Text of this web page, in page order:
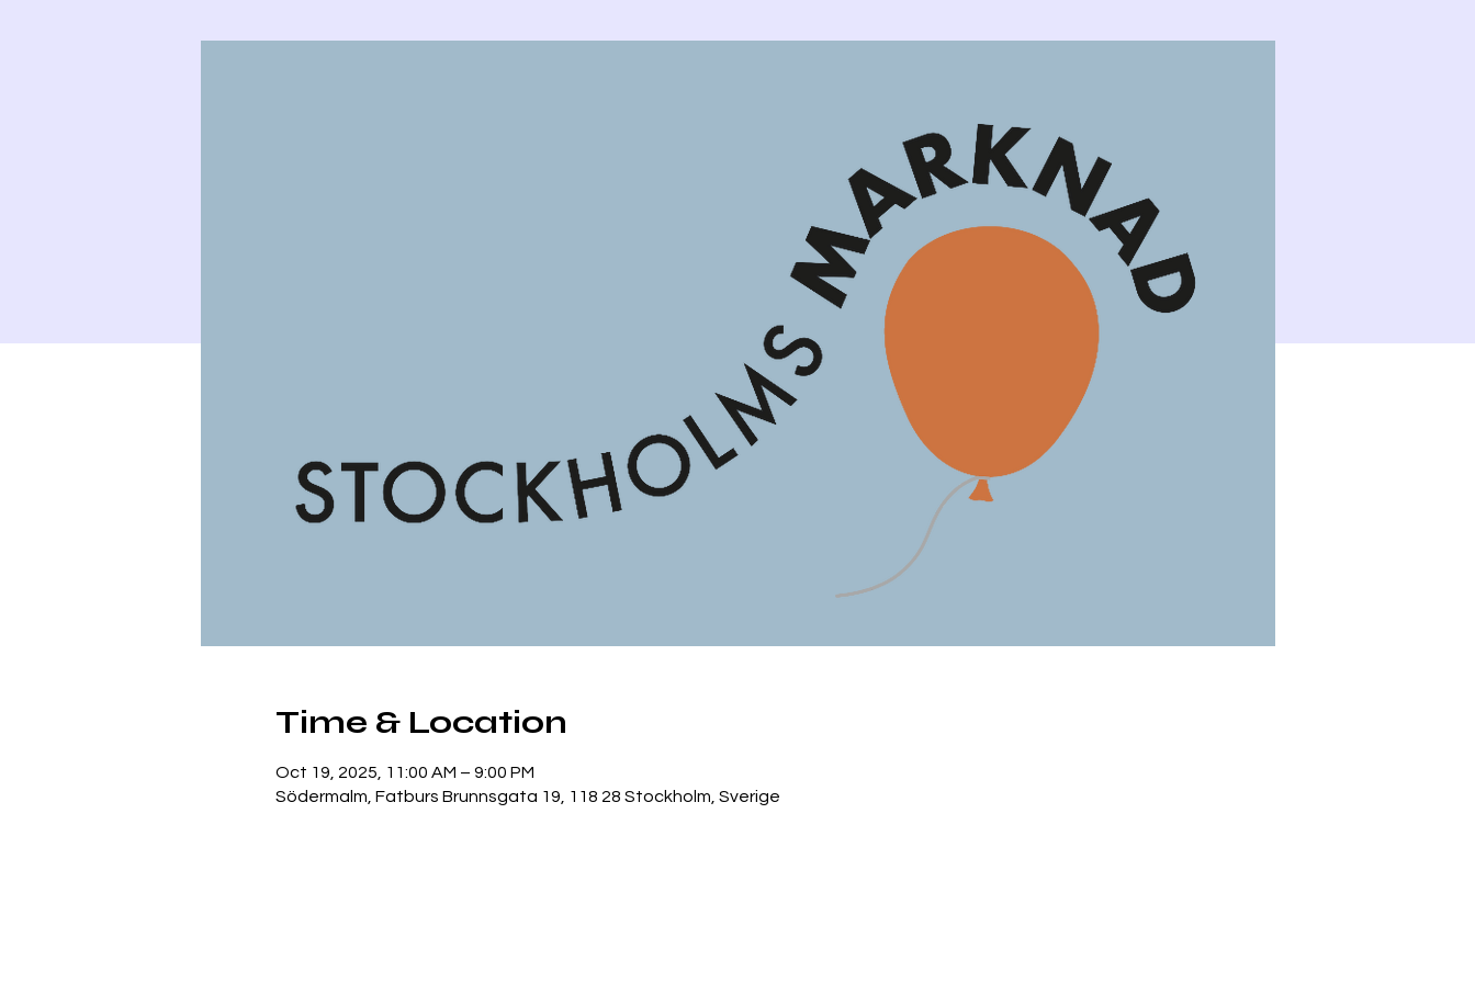
Time & Location
Oct 19, 2025, 11:00 AM – 9:00 PM
Södermalm, Fatburs Brunnsgata 19, 118 28 Stockholm, Sverige